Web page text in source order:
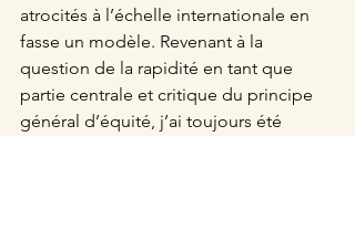
atrocités à l’échelle internationale en
fasse un modèle. Revenant à la
question de la rapidité en tant que
partie centrale et critique du principe
général d’équité, j’ai toujours été